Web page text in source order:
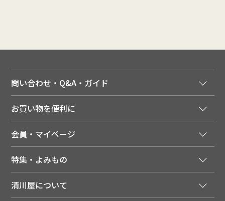
問い合わせ・Q&A・ガイド
ご利用ガイド
領収書について
送料について
配達日について
返品について
お買い物を便利に
季節のカタログを無料でお届け
店舗・ECポイント共通アプリ
LINEお友だち登録
会員・マイページ
会員特典について
注文履歴
特集・よみもの
メディア掲載商品
清川屋について